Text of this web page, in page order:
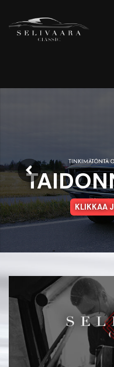
TINKIMÄTÖNTÄ
KLIKKAA